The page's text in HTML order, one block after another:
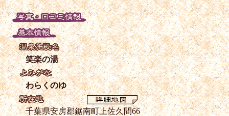
笑楽の湯
わらくのゆ
千葉県安房郡鋸南町上佐久間66